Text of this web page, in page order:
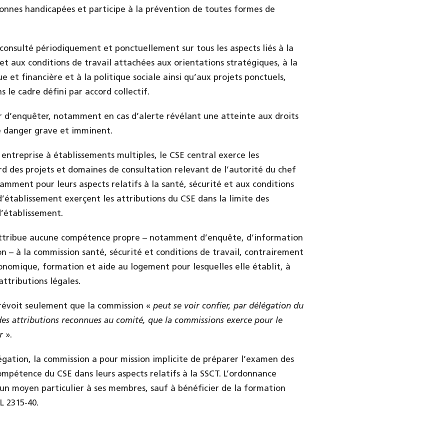
handicapées et participe à la prévention de toutes formes de
périodiquement et ponctuellement sur tous les aspects liés à la
aux conditions de travail attachées aux orientations stratégiques, à la
et financière et à la politique sociale ainsi qu’aux projets ponctuels,
le cadre défini par accord collectif.
d’enquêter, notamment en cas d’alerte révélant une atteinte aux droits
danger grave et imminent.
entreprise à établissements multiples, le CSE central exerce les
des projets et domaines de consultation relevant de l’autorité du chef
pour leurs aspects relatifs à la santé, sécurité et aux conditions
exerçent les attributions du CSE dans la limite des
aucune compétence propre – notamment d’enquête, d’information
– à la commission santé, sécurité et conditions de travail, contrairement
formation et aide au logement pour lesquelles elle établit, à
légales.
seulement que la commission « peut se voir confier, par délégation du
attributions reconnues au comité, que la commissions exerce pour le
».
la commission a pour mission implicite de préparer l’examen des
du CSE dans leurs aspects relatifs à la SSCT. L’ordonnance
moyen particulier à ses membres, sauf à bénéficier de la formation
2315-40.